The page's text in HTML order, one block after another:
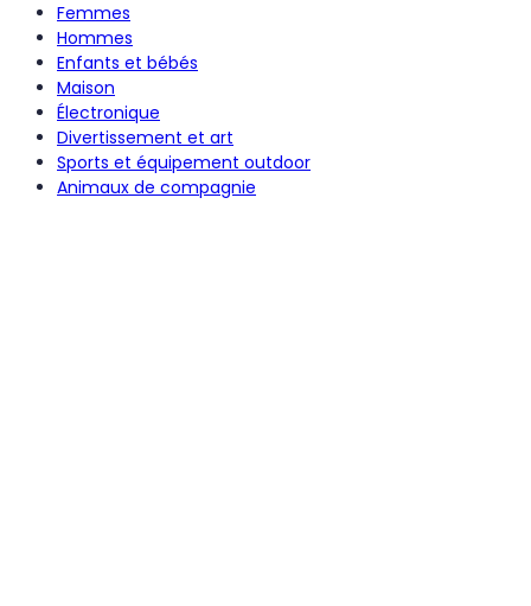
Femmes
Hommes
Enfants et bébés
Maison
Électronique
Divertissement et art
Sports et équipement outdoor
Animaux de compagnie